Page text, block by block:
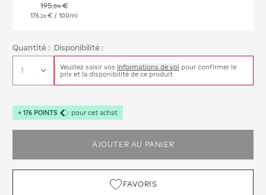
195,84€
176 26 € / 100ml
Quantité : Disponibilité :
Veuillez saisir vos informations de vol pour confirmer le
prix et la disponibilité de ce produit
+ 176 POINTS pour cet achat
AJOUTER AU PANIER
FAVORIS